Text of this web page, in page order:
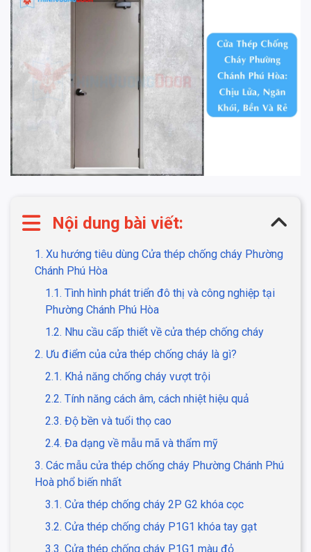
Nội dung bài viết:
1. Xu hướng tiêu dùng Cửa thép chống cháy Phường
Chánh Phú Hòa
1.1. Tình hình phát triển đô thị và công nghiệp tại
Phường Chánh Phú Hòa
1.2. Nhu cầu cấp thiết về cửa thép chống cháy
2. Ưu điểm của cửa thép chống cháy là gì?
2.1. Khả năng chống cháy vượt trội
2.2. Tính năng cách âm, cách nhiệt hiệu quả
2.3. Độ bền và tuổi thọ cao
2.4. Đa dạng về mẫu mã và thẩm mỹ
3. Các mẫu cửa thép chống cháy Phường Chánh Phú
Hoà phổ biến nhất
3.1. Cửa thép chống cháy 2P G2 khóa cọc
3.2. Cửa thép chống cháy P1G1 khóa tay gạt
3.3. Cửa thép chống cháy P1G1 màu đỏ